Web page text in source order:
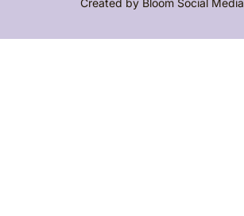
Created by Bloom Social Media